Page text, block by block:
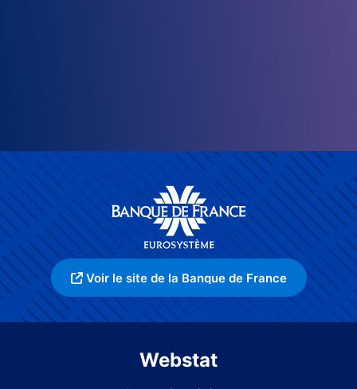
Voir le site de la Banque de France
Webstat